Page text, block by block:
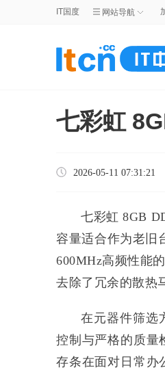
IT国度 网站导航
七彩虹
2026-05-11 07:31:21
七彩虹 8GB
容量适合作为老旧
600MHz高频性能
去除了冗余的散热
在元器件筛选
控制与严格的质量
存条在面对日常办